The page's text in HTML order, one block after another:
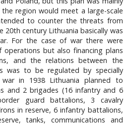
region would meet a large-scale
to counter the threats from
century Lithuania basically was
For the case of war there were
but also financing plans
and the relations between the
was to be regulated by specially
in 1938 Lithuania planned to
and 2 brigades (16 infantry and 6
guard battalions, 3 cavalry
in reserve, 6 infantry battalions,
tanks, communications and